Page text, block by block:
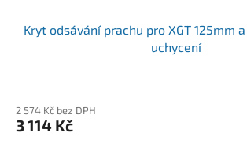
Kryt odsávání prachu pro XGT 125mm
uchycení
2 574 Kč bez DPH
3 114 Kč